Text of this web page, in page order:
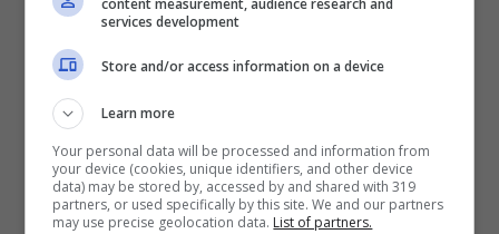
services development
Store and/or access information on a device
Learn more
Your personal data will be processed and information from
your device (cookies, unique identifiers, and other device
data) may be stored by, accessed by and shared with 319
partners, or used specifically by this site. We and our partners
may use precise geolocation data. List of partners.